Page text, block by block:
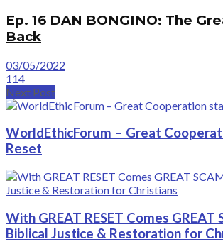
Ep. 16 DAN BONGINO: The
Back
03/05/2022
114
Next Post
WorldEthicForum – Great
Reset
With GREAT RESET Comes GREAT
Biblical Justice & Restoration for